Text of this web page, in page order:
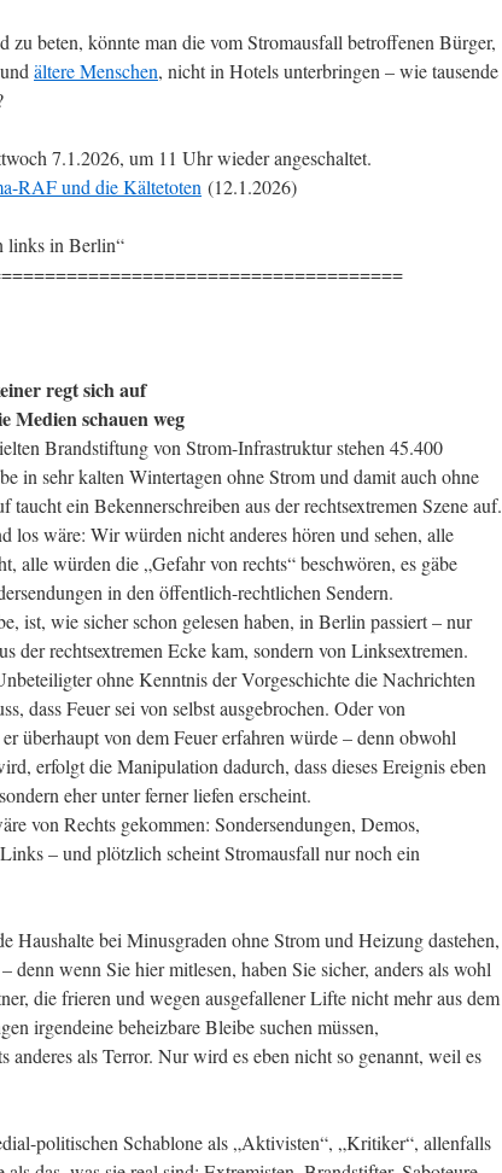
zu beten, könnte man die vom Stromausfall betroffenen Bürger,
und ältere Menschen, nicht in Hotels unterbringen – wie tausende
7.1.2026, um 11 Uhr wieder angeschaltet.
RAF und die Kältetoten (12.1.2026)
links in Berlin“
regt sich auf
Medien schauen weg
Brandstiftung von Strom-Infrastruktur stehen 45.400
in sehr kalten Wintertagen ohne Strom und damit auch ohne
ein Bekennerschreiben aus der rechtsextremen Szene auf.
los wäre: Wir würden nicht anderes hören und sehen, alle
alle würden die „Gefahr von rechts“ beschwören, es gäbe
in den öffentlich-rechtlichen Sendern.
ist, wie sicher schon gelesen haben, in Berlin passiert – nur
der rechtsextremen Ecke kam, sondern von Linksextremen.
ohne Kenntnis der Vorgeschichte die Nachrichten
dass Feuer sei von selbst ausgebrochen. Oder von
überhaupt von dem Feuer erfahren würde – denn obwohl
erfolgt die Manipulation dadurch, dass dieses Ereignis eben
eher unter ferner liefen erscheint.
von Rechts gekommen: Sondersendungen, Demos,
– und plötzlich scheint Stromausfall nur noch ein
Haushalte bei Minusgraden ohne Strom und Heizung dastehen,
denn wenn Sie hier mitlesen, haben Sie sicher, anders als wohl
die frieren und wegen ausgefallener Lifte nicht mehr aus dem
irgendeine beheizbare Bleibe suchen müssen,
anderes als Terror. Nur wird es eben nicht so genannt, weil es
politischen Schablone als „Aktivisten“, „Kritiker“, allenfalls